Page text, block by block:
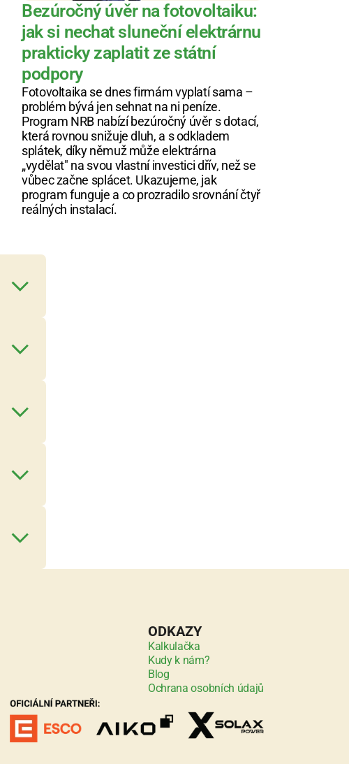
Bezúročný úvěr na fotovoltaiku:
jak si nechat sluneční elektrárnu
prakticky zaplatit ze státní
podpory
Fotovoltaika se dnes firmám vyplatí sama –
problém bývá jen sehnat na ni peníze.
Program NRB nabízí bezúročný úvěr s dotací,
která rovnou snižuje dluh, a s odkladem
splátek, díky němuž může elektrárna
„vydělat" na svou vlastní investici dřív, než se
vůbec začne splácet. Ukazujeme, jak
program funguje a co prozradilo srovnání čtyř
reálných instalací.
ODKAZY
Kalkulačka
Kudy k nám?
Blog
Ochrana osobních údajů